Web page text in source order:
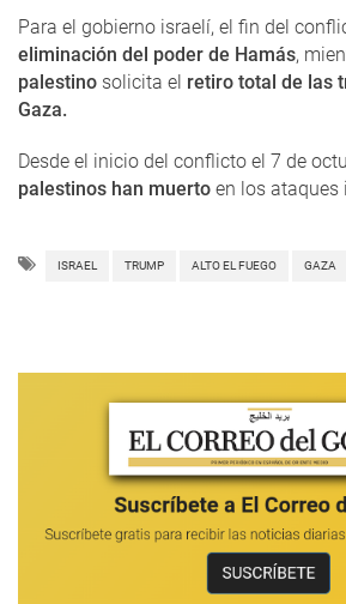
Para el gobierno israelí, el fin del
eliminación del poder de Hamás,
palestino solicita el retiro total de las
Gaza.
Desde el inicio del conflicto el 7 de
palestinos han muerto en los ataques
ISRAEL TRUMP ALTO EL FUEGO GAZA